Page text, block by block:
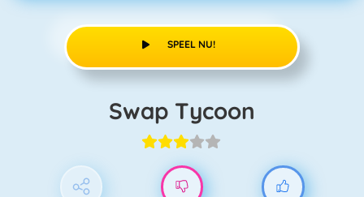
SPEEL NU!
Swap Tycoon